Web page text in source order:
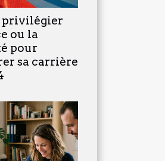
privilégier
ou la
pour
sa carrière